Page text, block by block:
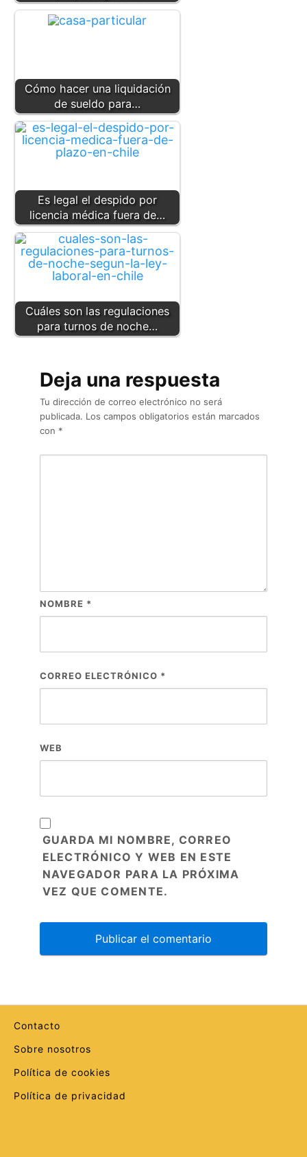
Cómo hacer una liquidación
de sueldo para…
Es legal el despido por
licencia médica fuera de…
Cuáles son las regulaciones
para turnos de noche…
Deja una respuesta
Tu dirección de correo electrónico no será
publicada. Los campos obligatorios están marcados
con *
NOMBRE *
CORREO ELECTRÓNICO *
WEB
GUARDA MI NOMBRE, CORREO
ELECTRÓNICO Y WEB EN ESTE
NAVEGADOR PARA LA PRÓXIMA
VEZ QUE COMENTE.
Contacto
Sobre nosotros
Política de cookies
Política de privacidad